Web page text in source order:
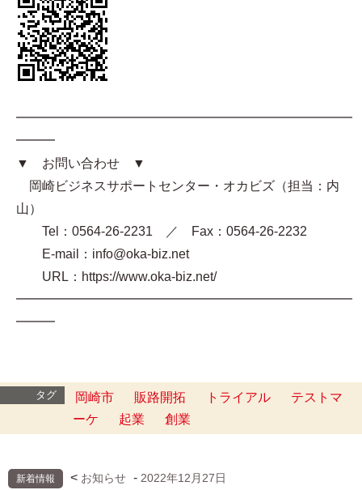
━━━━━━━━━━━━━━━━━━━━━━━━━━
━━━
▼ お問い合わせ ▼
岡崎ビジネスサポートセンター・オカビズ（担当：内
山）
Tel：0564-26-2231 ／ Fax：0564-26-2232
E-mail：info@oka-biz.net
URL：https://www.oka-biz.net/
━━━━━━━━━━━━━━━━━━━━━━━━━━
━━━
タグ 岡崎市 販路開拓 トライアル
テストマ
ーケ
起業 創業
新着情報 < お知らせ - 2022年12月27日